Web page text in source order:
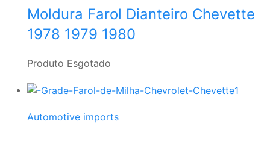
Moldura Farol Dianteiro Chevette
1978 1979 1980
Produto Esgotado
Automotive imports